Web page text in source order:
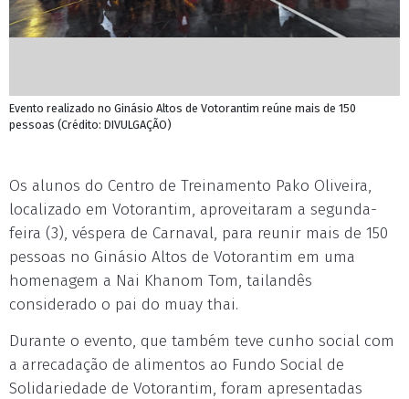
Evento realizado no Ginásio Altos de Votorantim reúne mais de 150
pessoas (Crédito: DIVULGAÇÃO)
Os alunos do Centro de Treinamento Pako Oliveira,
localizado em Votorantim, aproveitaram a segunda-
feira (3), véspera de Carnaval, para reunir mais de 150
pessoas no Ginásio Altos de Votorantim em uma
homenagem a Nai Khanom Tom, tailandês
considerado o pai do muay thai.
Durante o evento, que também teve cunho social com
a arrecadação de alimentos ao Fundo Social de
Solidariedade de Votorantim, foram apresentadas